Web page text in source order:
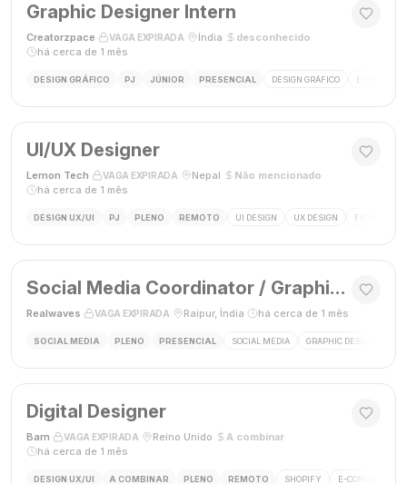
Graphic Designer Intern
Creatorzpace VAGA EXPIRADA Índia desconhecido
há cerca de 1 mês
DESIGN GRÁFICO PJ JÚNIOR PRESENCIAL DESIGN GRÁFICO ESTÁGIO
UI/UX Designer
Lemon Tech VAGA EXPIRADA Nepal Não mencionado
há cerca de 1 mês
DESIGN UX/UI PJ PLENO REMOTO UI DESIGN UX DESIGN FIGMA
Social Media Coordinator / Graphic Designer
Realwaves VAGA EXPIRADA Raipur, Índia há cerca de 1 mês
SOCIAL MEDIA PLENO PRESENCIAL SOCIAL MEDIA GRAPHIC DESIGN
Digital Designer
Barn VAGA EXPIRADA Reino Unido A combinar·
há cerca de 1 mês
DESIGN UX/UI A COMBINAR PLENO REMOTO SHOPIFY E-COMMERCE